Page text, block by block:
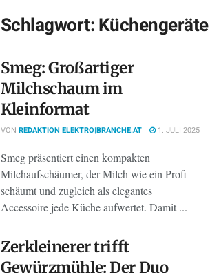
Schlagwort:Küchengeräte
Smeg: Großartiger
Milchschaum im
Kleinformat
VON REDAKTION ELEKTRO|BRANCHE.AT 1. JULI 2025
Smeg präsentiert einen kompakten
Milchaufschäumer, der Milch wie ein Profi
schäumt und zugleich als elegantes
Accessoire jede Küche aufwertet. Damit ...
Zerkleinerer trifft
Gewürzmühle: Der Duo